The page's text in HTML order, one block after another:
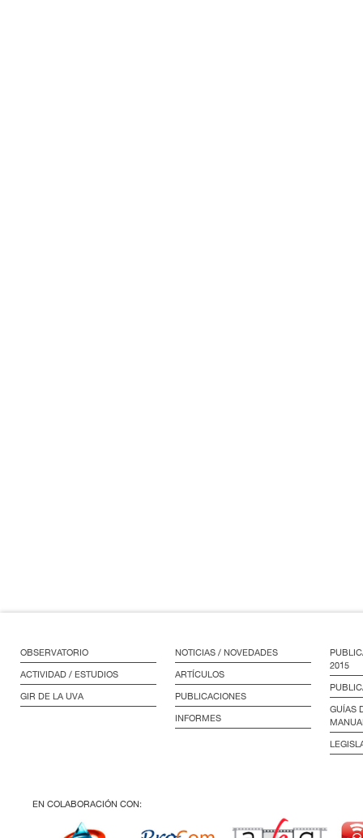
OBSERVATORIO
ACTIVIDAD / ESTUDIOS
GIR DE LA UVA
NOTICIAS / NOVEDADES
ARTÍCULOS
PUBLICACIONES
INFORMES
2015
GUÍAS
EN COLABORACIÓN CON: